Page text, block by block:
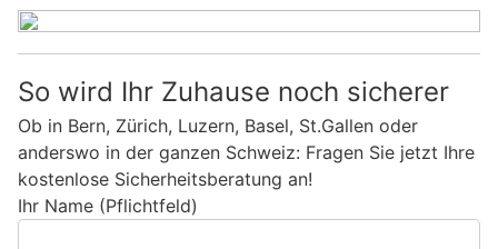
So wird Ihr Zuhause noch sicherer
Ob in Bern, Zürich, Luzern, Basel, St.Gallen oder
anderswo in der ganzen Schweiz: Fragen Sie jetzt Ihre
kostenlose Sicherheitsberatung an!
Ihr Name (Pflichtfeld)